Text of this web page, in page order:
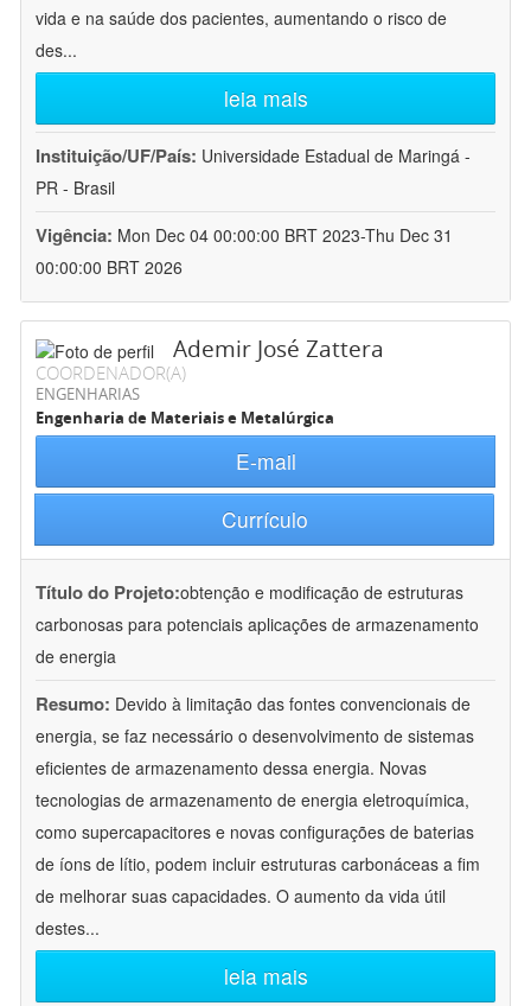
vida e na saúde dos pacientes, aumentando o risco de
des...
leia mais
Instituição/UF/País: Universidade Estadual de Maringá -
PR - Brasil
Vigência: Mon Dec 04 00:00:00 BRT 2023-Thu Dec 31
00:00:00 BRT 2026
Ademir José Zattera
COORDENADOR(A)
ENGENHARIAS
Engenharia de Materiais e Metalúrgica
E-mail
Currículo
Título do Projeto:obtenção e modificação de estruturas
carbonosas para potenciais aplicações de armazenamento
de energia
Resumo: Devido à limitação das fontes convencionais de
energia, se faz necessário o desenvolvimento de sistemas
eficientes de armazenamento dessa energia. Novas
tecnologias de armazenamento de energia eletroquímica,
como supercapacitores e novas configurações de baterias
de íons de lítio, podem incluir estruturas carbonáceas a fim
de melhorar suas capacidades. O aumento da vida útil
destes...
leia mais